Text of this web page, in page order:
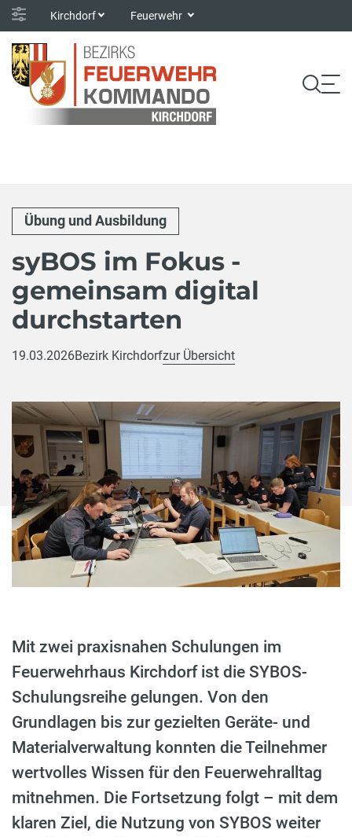
Kirchdorf Feuerwehr
Übung und Ausbildung
syBOS im Fokus -
gemeinsam digital
durchstarten
19.03.2026Bezirk Kirchdorfzur Übersicht
Mit zwei praxisnahen Schulungen im
Feuerwehrhaus Kirchdorf ist die SYBOS-
Schulungsreihe gelungen. Von den
Grundlagen bis zur gezielten Geräte- und
Materialverwaltung konnten die Teilnehmer
wertvolles Wissen für den Feuerwehralltag
mitnehmen. Die Fortsetzung folgt – mit dem
klaren Ziel, die Nutzung von SYBOS weiter